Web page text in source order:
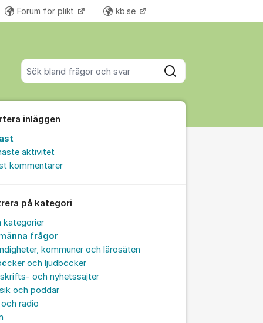
Sök bland alla inlägg
Sök
Forum för plikt kb.se Fler supportlänkar
inläggen
aktivitet
kommentarer
på kategori
kategorier
frågor
kommuner och lärosäten
och ljudböcker
och nyhetssajter
och poddar
radio